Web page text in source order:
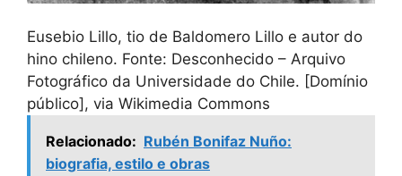
Eusebio Lillo, tio de Baldomero Lillo e autor do
hino chileno. Fonte: Desconhecido – Arquivo
Fotográfico da Universidade do Chile. [Domínio
público], via Wikimedia Commons
Relacionado: Rubén Bonifaz Nuño:
biografia, estilo e obras